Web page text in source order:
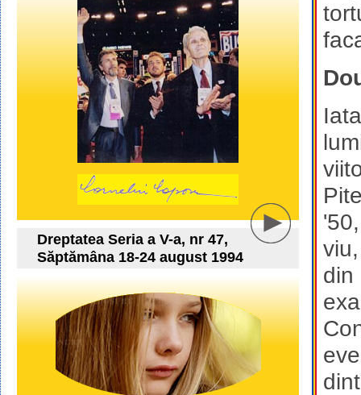
din
Dreptatea Seria a V-a, nr 47,
Săptămâna 18-24 august 1994